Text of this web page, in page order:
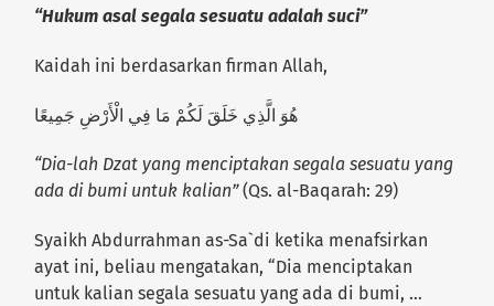
“Hukum asal segala sesuatu adalah suci”
Kaidah ini berdasarkan firman Allah,
هُوَ الَّذِي خَلَقَ لَكُمْ مَا فِي الْأَرْضِ جَمِيعًا
“Dia-lah Dzat yang menciptakan segala sesuatu yang
ada di bumi untuk kalian”(Qs. al-Baqarah: 29)
Syaikh Abdurrahman as-Sa`di ketika menafsirkan
ayat ini, beliau mengatakan, “Dia menciptakan
untuk kalian segala sesuatu yang ada di bumi, …